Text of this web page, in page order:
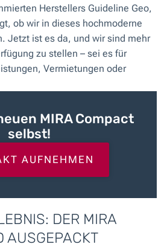
Herstellers Guideline Geo,
ob wir in dieses hochmoderne
Jetzt ist es da, und wir sind mehr
zu stellen – sei es für
Vermietungen oder
MIRA Compact
selbst!
AUFNEHMEN
DER MIRA
AUSGEPACKT